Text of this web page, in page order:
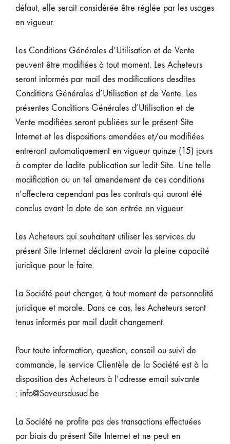
défaut, elle serait considérée être réglée par les usages
en vigueur.
Les Conditions Générales d’Utilisation et de Vente
peuvent être modifiées à tout moment. Les Acheteurs
seront informés par mail des modifications desdites
Conditions Générales d’Utilisation et de Vente. Les
présentes Conditions Générales d’Utilisation et de
Vente modifiées seront publiées sur le présent Site
Internet et les dispositions amendées et/ou modifiées
entreront automatiquement en vigueur quinze (15) jours
à compter de ladite publication sur ledit Site. Une telle
modification ou un tel amendement de ces conditions
n’affectera cependant pas les contrats qui auront été
conclus avant la date de son entrée en vigueur.
Les Acheteurs qui souhaitent utiliser les services du
présent Site Internet déclarent avoir la pleine capacité
juridique pour le faire.
La Société peut changer, à tout moment de personnalité
juridique et morale. Dans ce cas, les Acheteurs seront
tenus informés par mail dudit changement.
Pour toute information, question, conseil ou suivi de
commande, le service Clientèle de la Société est à la
disposition des Acheteurs à l’adresse email suivante
: info@Saveursdusud.be
La Société ne profite pas des transactions effectuées
par biais du présent Site Internet et ne peut en